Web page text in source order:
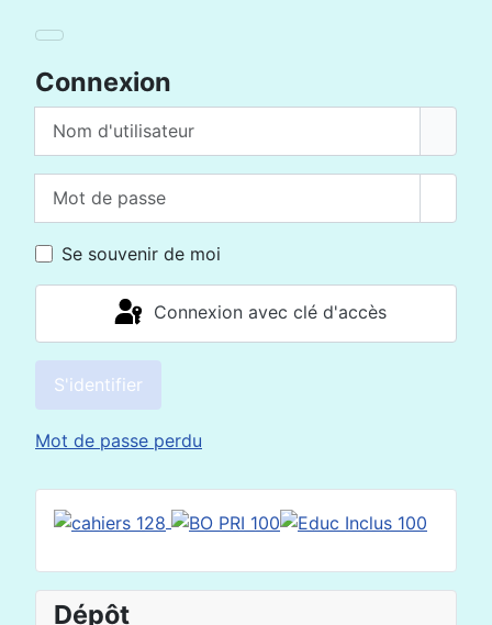
Connexion
Se souvenir de moi
Connexion avec clé d'accès
S'identifier
Mot de passe perdu
Dépôt